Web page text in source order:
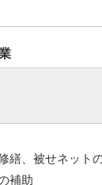
繕、被せネット
補助